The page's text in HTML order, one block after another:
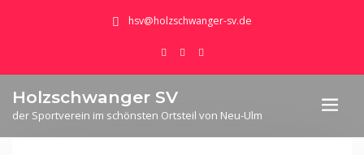
hsv@holzschwanger-sv.de
Holzschwanger SV
der Sportverein im schönsten Ortsteil von Neu-Ulm